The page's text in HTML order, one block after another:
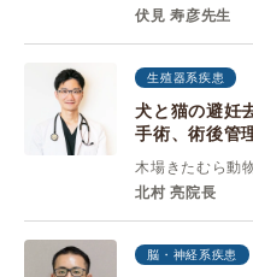
伏見 寿彦先生
生殖器系疾患
犬と猫の避妊
手術、術後管
木場きたむら動
北村 亮院長
脳・神経系疾患